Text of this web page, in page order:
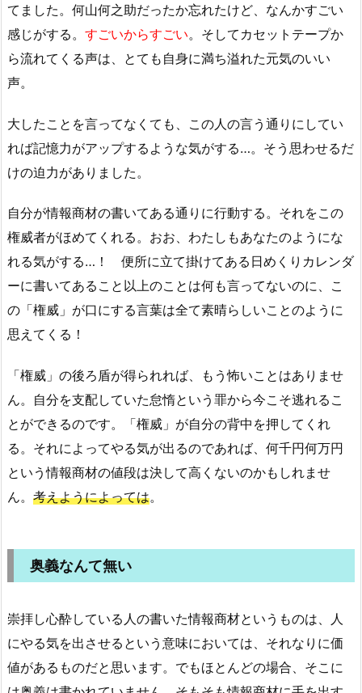
てました。何山何之助だったか忘れたけど、なんかすごい
感じがする。 すごいからすごい。そしてカセットテープか
ら流れてくる声は、とても自身に満ち溢れた元気のいい
声。
大したことを言ってなくても、この人の言う通りにしてい
れば記憶力がアップするような気がする…。そう思わせるだ
けの迫力がありました。
自分が情報商材の書いてある通りに行動する。それをこの
権威者がほめてくれる。おお、わたしもあなたのようにな
れる気がする…！ 便所に立て掛けてある日めくりカレンダ
ーに書いてあること以上のことは何も言ってないのに、こ
の「権威」が口にする言葉は全て素晴らしいことのように
思えてくる！
「権威」の後ろ盾が得られれば、もう怖いことはありませ
ん。自分を支配していた怠惰という罪から今こそ逃れるこ
とができるのです。「権威」が自分の背中を押してくれ
る。それによってやる気が出るのであれば、何千円何万円
という情報商材の値段は決して高くないのかもしれませ
ん。 考えようによっては。
奥義なんて無い
崇拝し心酔している人の書いた情報商材というものは、人
にやる気を出させるという意味においては、それなりに価
値があるものだと思います。でもほとんどの場合、そこに